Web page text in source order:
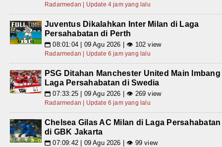
Radarmedan | Update 4 jam yang lalu
Juventus Dikalahkan Inter Milan di Laga
Persahabatan di Perth
📅 08:01:04 | 09 Agu 2026 | 👁 102 view
Radarmedan | Update 6 jam yang lalu
PSG Ditahan Manchester United Main Imbang
Laga Persahabatan di Swedia
📅 07:33:25 | 09 Agu 2026 | 👁 269 view
Radarmedan | Update 6 jam yang lalu
Chelsea Gilas AC Milan di Laga Persahabatan
di GBK Jakarta
📅 07:09:42 | 09 Agu 2026 | 👁 99 view